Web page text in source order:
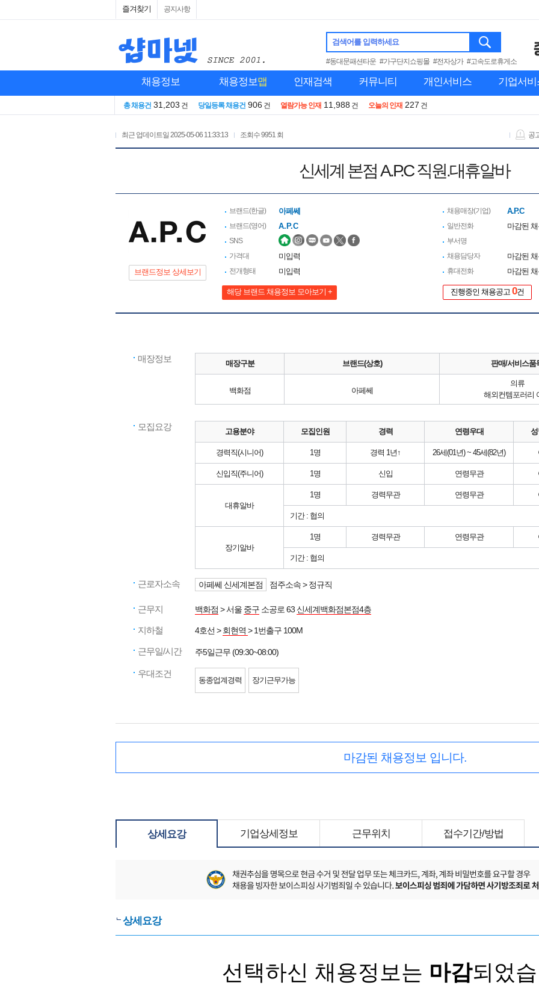
즐겨찾기 공지사항
검색어를 입력하세요
#동대문패션타운 #가구단지쇼핑몰 #전자상가 #고속도로휴게소
채용정보 채용정보맵 인재검색 커뮤니티 개인서비스 기업서비
총 채용건 31,203 건 당일등록 채용건 906 건 열람가능 인재 11,988 건 오늘의 인재 227 건
최근 업데이트일 2025-05-06 11:33:13 조회수9951 회 공
신세계 본점 A.P.C 직원.대휴알바
브랜드정보 상세보기
브랜드(한글) 아페쎄
브랜드(영어) A.P.C
SNS
가격대
미입력
전개형태 미입력
해당 브랜드 채용정보 모아보기 +
채용매장(기업) A.P.C
일반전화 마감된
부서명
채용담당자
마감된
휴대전화 마감된
진행중인 채용공고 0건
매장정보 매장구분 브랜드(상호) 판매/서비스품
백화점 아페쎄
의류
해외컨템포러리
모집요강 고용분야 모집인원 경력 연령우대
경력직(시니어) 1명 경력 1년↑ 26세(01년) ~ 45세(82년)
신입직(주니어) 1명 신입 연령무관
대휴알바
1명 경력무관 연령무관
기간 : 협의
장기알바
1명 경력무관 연령무관
기간 : 협의
근로자소속 아페쎄 신세계본점 점주소속 > 정규직
근무지 백화점 > 서울 중구 소공로 63 신세계백화점본점4층
지하철 4호선 >회현역 > 1번출구 100M
근무일/시간 주5일근무 (09:30~08:00)
우대조건
동종업계경력 장기근무가능
마감된 채용정보 입니다.
상세요강 기업상세정보 근무위치 접수기간/방법
상세요강
선택하신 채용정보는 마감되었